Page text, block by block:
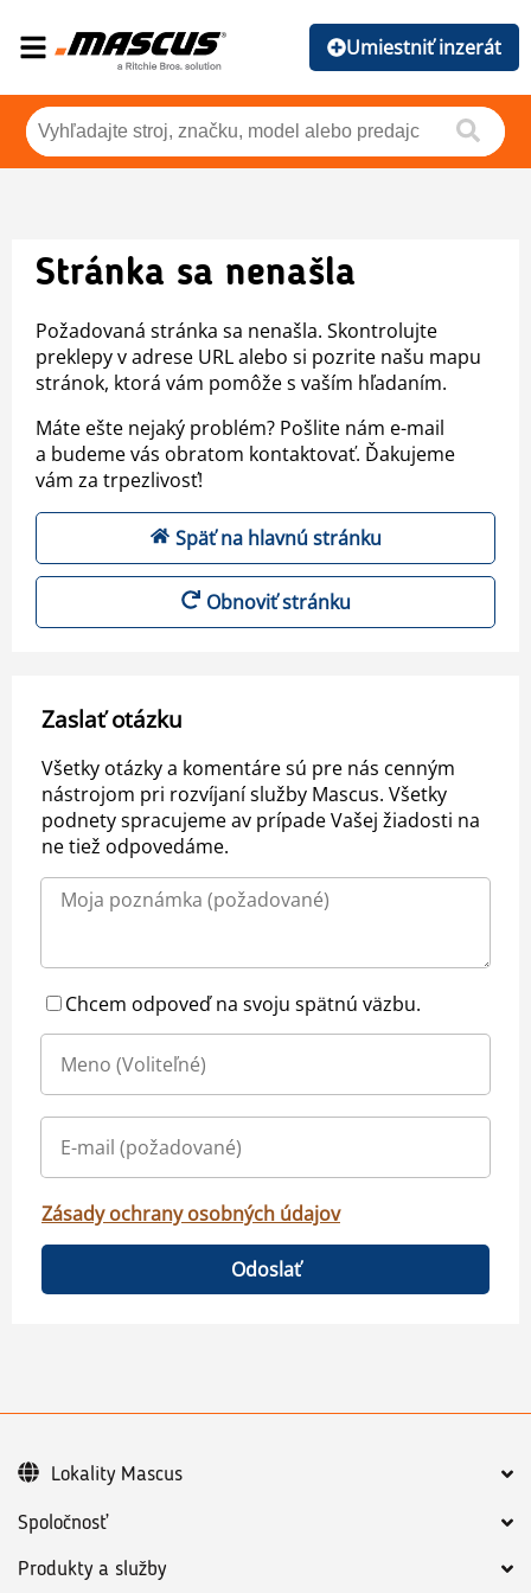
Umiestniť inzerát
Stránka sa nenašla
Požadovaná stránka sa nenašla. Skontrolujte
preklepy v adrese URL alebo si pozrite našu mapu
stránok, ktorá vám pomôže s vaším hľadaním.
Máte ešte nejaký problém? Pošlite nám e-mail
a budeme vás obratom kontaktovať. Ďakujeme
vám za trpezlivosť!
Späť na hlavnú stránku
Obnoviť stránku
Zaslať otázku
Všetky otázky a komentáre sú pre nás cenným
nástrojom pri rozvíjaní služby Mascus. Všetky
podnety spracujeme av prípade Vašej žiadosti na
ne tiež odpovedáme.
Chcem odpoveď na svoju spätnú väzbu.
Zásady ochrany osobných údajov
Odoslať
Spoločnosť
Produkty a služby
Lokality Mascus